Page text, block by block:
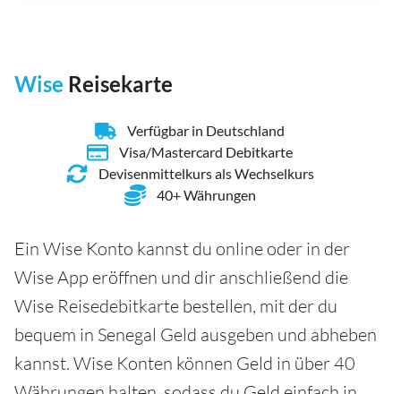
Wise Reisekarte
Verfügbar in Deutschland
Visa/Mastercard Debitkarte
Devisenmittelkurs als Wechselkurs
40+ Währungen
Ein Wise Konto kannst du online oder in der
Wise App eröffnen und dir anschließend die
Wise Reisedebitkarte bestellen, mit der du
bequem in Senegal Geld ausgeben und abheben
kannst. Wise Konten können Geld in über 40